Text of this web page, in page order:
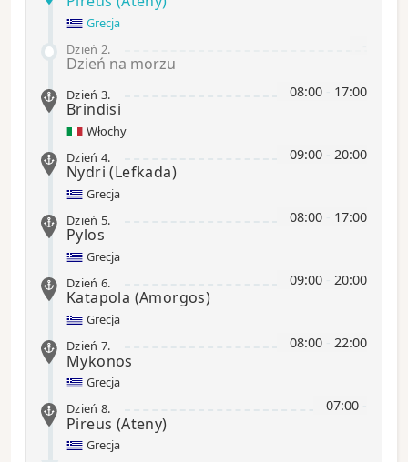
Grecja
Dzień 2.
Dzień na morzu
08:00 17:00
Dzień 3.
Brindisi
Włochy
09:00 20:00
Dzień 4.
Nydri(Lefkada)
Grecja
08:00 17:00
Dzień 5.
Pylos
Grecja
09:00 20:00
Dzień 6.
Katapola (Amorgos)
Grecja
08:00 22:00
Dzień 7.
Mykonos
Grecja
07:00
Dzień 8.
Pireus (Ateny)
Grecja